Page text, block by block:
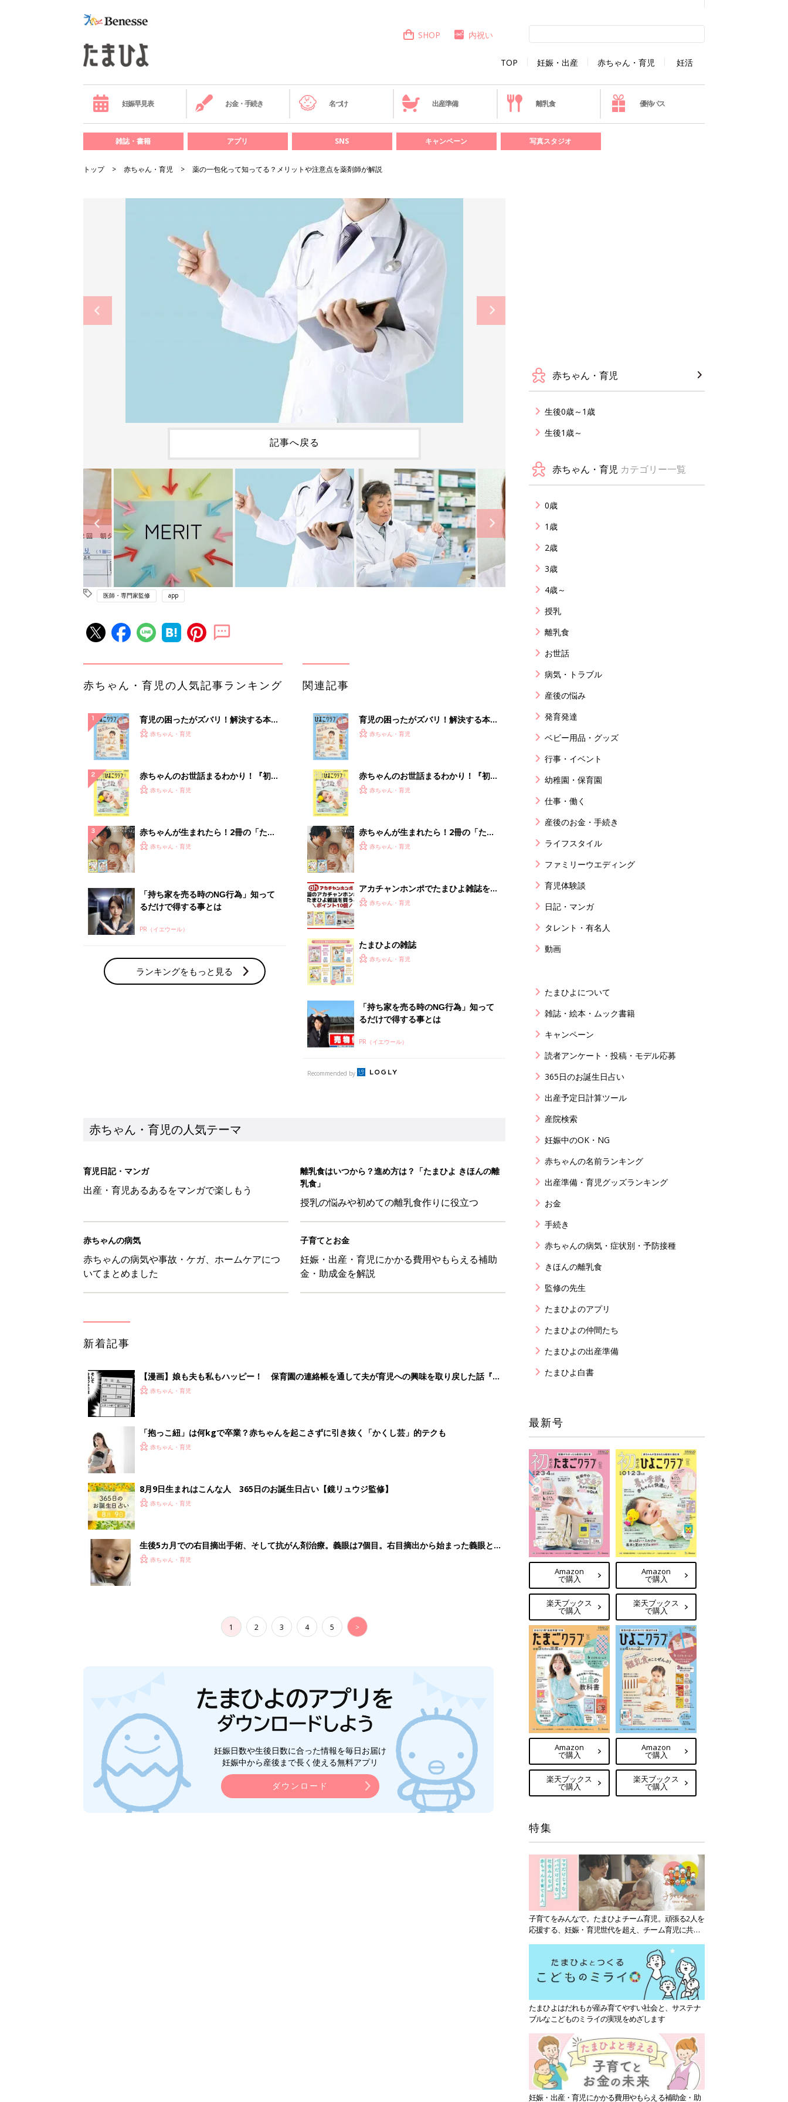
TOP 妊娠・出産 赤ちゃん・育児 妊活
SHOP 内祝い
妊娠早見表 お金・手続き 名づけ 出産準備 離乳食 優待パス
雑誌・書籍 アプリ SNS キャンペーン 写真スタジオ
トップ 赤ちゃん・育児 薬の一包化って知ってる？メリットや注意点を薬剤師が解説
記事へ戻る
医師・専門家監修 app
赤ちゃん・育児の人気記事ランキング
育児の困ったがズバリ！解決する本
『ひよこクラブ 秋号』 4カ月～2才
赤ちゃん・育児
赤ちゃんのお世話まるわかり！『初め
てのひよこクラブ 夏号』〈巻頭大特
赤ちゃん・育児
赤ちゃんが生まれたら！2冊の「たま
ひよ」
赤ちゃん・育児
「持ち家を売る時のNG行為」知って
るだけで得する事とは
PR（イエウール）
ランキングをもっと見る
関連記事
育児の困ったがズバリ！解決する本
『ひよこクラブ 秋号』 4カ月～2才
赤ちゃん・育児
赤ちゃんのお世話まるわかり！『初め
てのひよこクラブ 夏号』〈巻頭大特
赤ちゃん・育児
赤ちゃんが生まれたら！2冊の「たま
ひよ」
赤ちゃん・育児
アカチャンホンポでたまひよ雑誌を買
うとポイント10倍【期間限定】
赤ちゃん・育児
たまひよの雑誌
赤ちゃん・育児
「持ち家を売る時のNG行為」知って
るだけで得する事とは
PR（イエウール）
Recommended by
赤ちゃん・育児の人気テーマ
育児日記・マンガ
出産・育児あるあるをマンガで楽しもう
離乳食はいつから？進め方は？「たまひよ きほんの離
乳食」
授乳の悩みや初めての離乳食作りに役立つ
赤ちゃんの病気
赤ちゃんの病気や事故・ケガ、ホームケアにつ
いてまとめました
子育てとお金
妊娠・出産・育児にかかる費用やもらえる補助
金・助成金を解説
新着記事
【漫画】娘も夫も私もハッピー！ 保育園の連絡帳を通して夫が育児への興味を取り戻した話『ふ
うふう子育て ＃92』
赤ちゃん・育児
「抱っこ紐」は何kgで卒業？赤ちゃんを起こさずに引き抜く「かくし芸」的テクも
赤ちゃん・育児
8月9日生まれはこんな人 365日のお誕生日占い【鏡リュウジ監修】
赤ちゃん・育児
生後5カ月での右目摘出手術、そして抗がん剤治療。義眼は7個目。右目摘出から始まった義眼と
の生活【網膜芽細胞腫】
赤ちゃん・育児
1 2 3 4 5 >
妊娠日数や生後日数に合った情報を毎日お届け
妊娠中から産後まで長く使える無料アプリ
ダウンロード
赤ちゃん・育児
生後0歳～1歳
生後1歳～
赤ちゃん・育児 カテゴリー一覧
0歳
1歳
2歳
3歳
4歳～
授乳
離乳食
お世話
病気・トラブル
産後の悩み
発育発達
ベビー用品・グッズ
行事・イベント
幼稚園・保育園
仕事・働く
産後のお金・手続き
ライフスタイル
ファミリーウエディング
育児体験談
日記・マンガ
タレント・有名人
動画
たまひよについて
雑誌・絵本・ムック書籍
キャンペーン
読者アンケート・投稿・モデル応募
365日のお誕生日占い
出産予定日計算ツール
産院検索
妊娠中のOK・NG
赤ちゃんの名前ランキング
出産準備・育児グッズランキング
お金
手続き
赤ちゃんの病気・症状別・予防接種
きほんの離乳食
監修の先生
たまひよのアプリ
たまひよの仲間たち
たまひよの出産準備
たまひよ白書
最新号
Amazon
で購入
楽天ブックス
で購入
Amazon
で購入
楽天ブックス
で購入
Amazon
で購入
楽天ブックス
で購入
Amazon
で購入
楽天ブックス
で購入
特集
子育てをみんなで。たまひよチーム育児。頑張る2人を
応援する、妊娠・育児世代を超え、チーム育児に共感
たまひよはだれもが産み育てやすい社会と、サステナ
ブルなこどものミライの実現をめざします
妊娠・出産・育児にかかる費用やもらえる補助金・助